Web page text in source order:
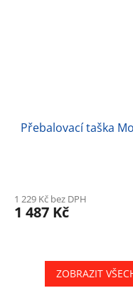
Přebalovací taška
1 229 Kč bez DPH
1 487 Kč
ZOBRAZIT